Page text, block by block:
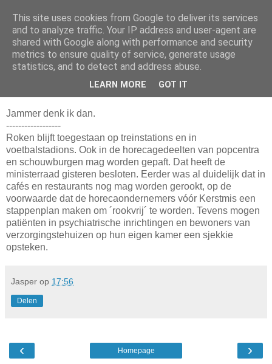
Da_Blog
You don't put a bumpersticker on a Bentley
zondag, september 28, 2003
Jammer denk ik dan.
------------------
Roken blijft toegestaan op treinstations en in
voetbalstadions. Ook in de horecagedeelten van popcentra
en schouwburgen mag worden gepaft. Dat heeft de
ministerraad gisteren besloten. Eerder was al duidelijk dat in
cafés en restaurants nog mag worden gerookt, op de
voorwaarde dat de horecaondernemers vóór Kerstmis een
stappenplan maken om ´rookvrij´ te worden. Tevens mogen
patiënten in psychiatrische inrichtingen en bewoners van
verzorgingstehuizen op hun eigen kamer een sjekkie
opsteken.
Jasper op 17:56
Delen
‹ ›
Homepage
This site uses cookies from Google to deliver its services
and to analyze traffic. Your IP address and user-agent are
shared with Google along with performance and security
metrics to ensure quality of service, generate usage
statistics, and to detect and address abuse.
LEARN MORE GOT IT